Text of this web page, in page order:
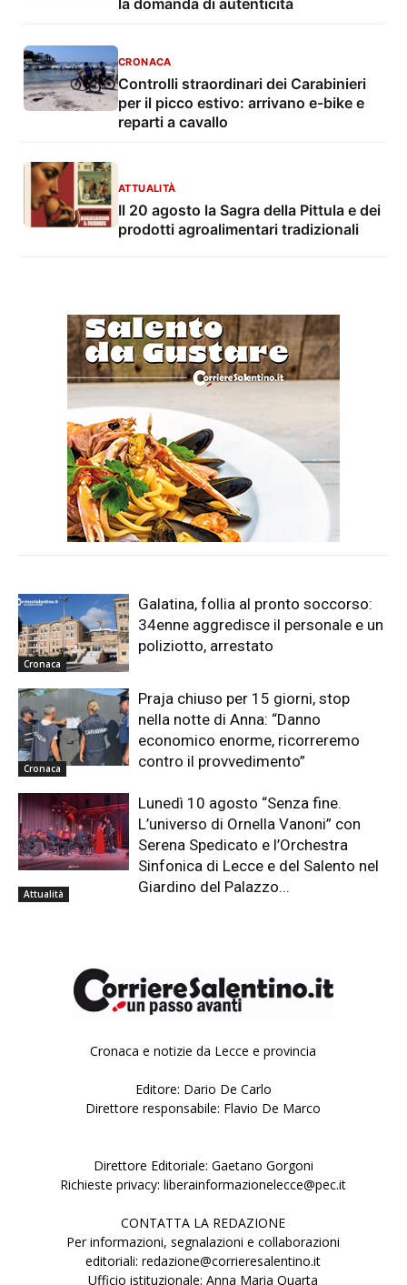
la domanda di autenticità
CRONACA
Controlli straordinari dei Carabinieri
per il picco estivo: arrivano e-bike e
reparti a cavallo
ATTUALITÀ
Il 20 agosto la Sagra della Pittula e dei
prodotti agroalimentari tradizionali
Cronaca
Galatina, follia al pronto soccorso:
34enne aggredisce il personale e un
poliziotto, arrestato
Cronaca
Praja chiuso per 15 giorni, stop
nella notte di Anna: “Danno
economico enorme, ricorreremo
contro il provvedimento”
Attualità
Lunedì 10 agosto “Senza fine.
L’universo di Ornella Vanoni” con
Serena Spedicato e l’Orchestra
Sinfonica di Lecce e del Salento nel
Giardino del Palazzo...
Cronaca e notizie da Lecce e provincia
Editore: Dario De Carlo
Direttore responsabile: Flavio De Marco
Direttore Editoriale: Gaetano Gorgoni
Richieste privacy: liberainformazionelecce@pec.it
CONTATTA LA REDAZIONE
Per informazioni, segnalazioni e collaborazioni
editoriali: redazione@corrieresalentino.it
Ufficio istituzionale: Anna Maria Quarta